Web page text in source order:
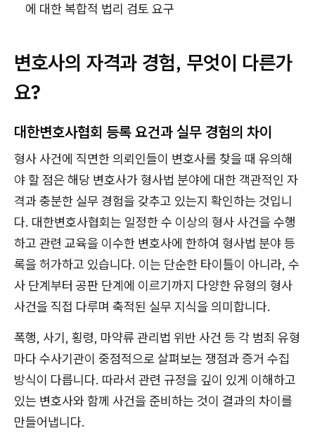
에 대한 복합적 법리 검토 요구
변호사의 자격과 경험, 무엇이 다른가
요?
대한변호사협회 등록 요건과 실무 경험의 차이
형사 사건에 직면한 의뢰인들이 변호사를 찾을 때 유의해
야 할 점은 해당 변호사가 형사법 분야에 대한 객관적인 자
격과 충분한 실무 경험을 갖추고 있는지 확인하는 것입니
다. 대한변호사협회는 일정한 수 이상의 형사 사건을 수행
하고 관련 교육을 이수한 변호사에 한하여 형사법 분야 등
록을 허가하고 있습니다. 이는 단순한 타이틀이 아니라, 수
사 단계부터 공판 단계에 이르기까지 다양한 유형의 형사
사건을 직접 다루며 축적된 실무 지식을 의미합니다.
폭행, 사기, 횡령, 마약류 관리법 위반 사건 등 각 범죄 유형
마다 수사기관이 중점적으로 살펴보는 쟁점과 증거 수집
방식이 다릅니다. 따라서 관련 규정을 깊이 있게 이해하고
있는 변호사와 함께 사건을 준비하는 것이 결과의 차이를
만들어냅니다.